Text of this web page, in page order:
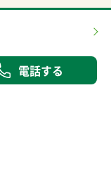
電話する